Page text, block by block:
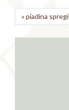
«piadina